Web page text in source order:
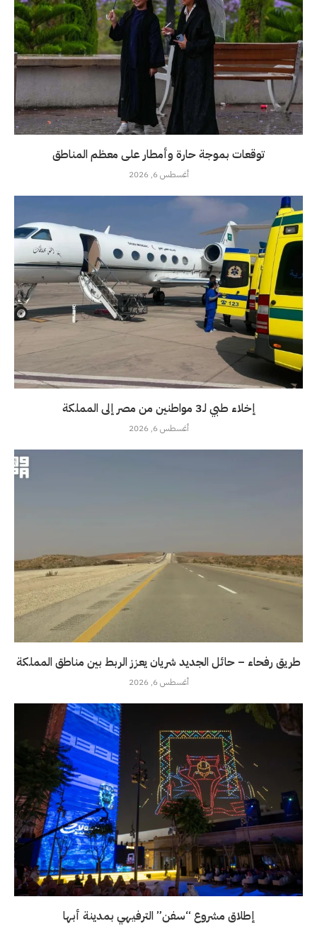
توقعات بموجة حارة وأمطار على معظم المناطق
أغسطس 6, 2026
إخلاء طبي لـ3 مواطنين من مصر إلى المملكة
أغسطس 6, 2026
طريق رفحاء – حائل الجديد شريان يعزز الربط بين مناطق المملكة
أغسطس 6, 2026
إطلاق مشروع “سفن” الترفيهي بمدينة أبها